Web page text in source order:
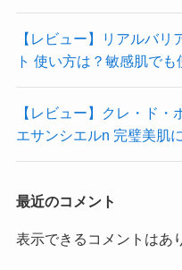
【レビュー】リアルバ
ト 使い方は？敏感肌でも
【レビュー】クレ・ド・
エサンシエルn 完璧美肌
最近のコメント
表示できるコメントはあ